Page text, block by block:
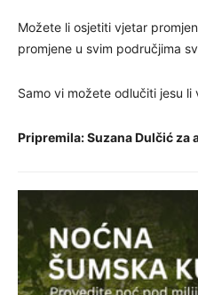
Možete li osjetiti vjetar
promjene u svim područjima
Samo vi možete odlučiti jesu li
Pripremila: Suzana Dulčić za